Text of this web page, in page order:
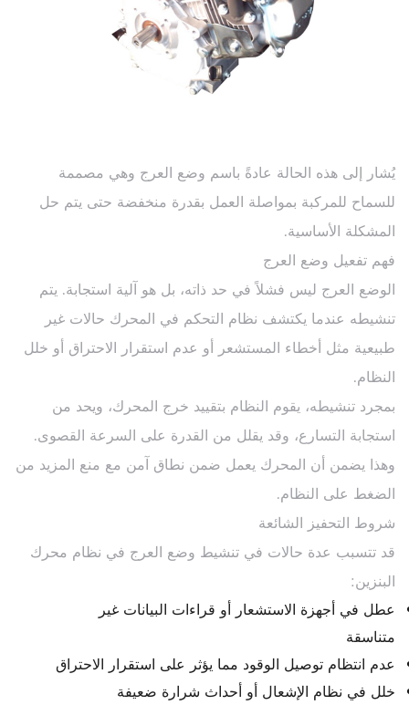
يُشار إلى هذه الحالة عادةً باسم وضع العرج وهي مصممة
للسماح للمركبة بمواصلة العمل بقدرة منخفضة حتى يتم حل
المشكلة الأساسية.
فهم تفعيل وضع العرج
الوضع العرج ليس فشلاً في حد ذاته، بل هو آلية استجابة. يتم
تنشيطه عندما يكتشف نظام التحكم في المحرك حالات غير
طبيعية مثل أخطاء المستشعر أو عدم استقرار الاحتراق أو خلل
النظام.
بمجرد تنشيطه، يقوم النظام بتقييد خرج المحرك، ويحد من
استجابة التسارع، وقد يقلل من القدرة على السرعة القصوى.
وهذا يضمن أن المحرك يعمل ضمن نطاق آمن مع منع المزيد من
الضغط على النظام.
شروط التحفيز الشائعة
قد تتسبب عدة حالات في تنشيط وضع العرج في نظام محرك
البنزين:
عطل في أجهزة الاستشعار أو قراءات البيانات غير
متناسقة
عدم انتظام توصيل الوقود مما يؤثر على استقرار الاحتراق
خلل في نظام الإشعال أو أحداث شرارة ضعيفة